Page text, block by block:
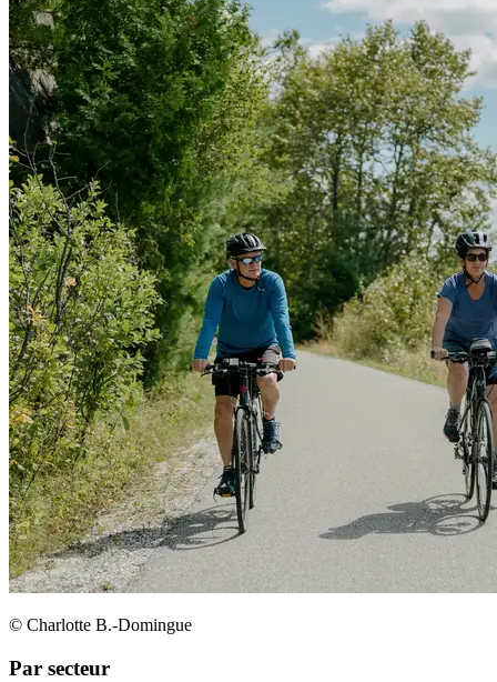
© Charlotte B.-Domingue
Par secteur